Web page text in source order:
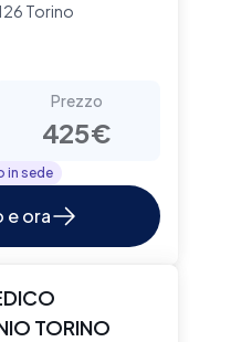
Torino
Prezzo
425€
in sede
e ora
TORINO